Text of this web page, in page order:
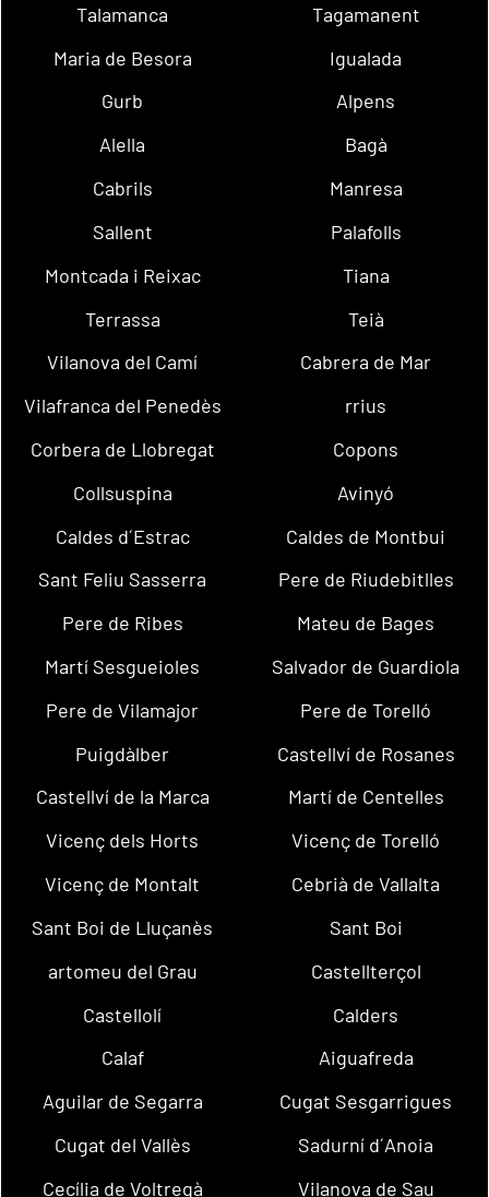
Talamanca
Tagamanent
Maria de Besora
Igualada
Gurb
Alpens
Alella
Bagà
Cabrils
Manresa
Sallent
Palafolls
Montcada i Reixac
Tiana
Terrassa
Teià
Vilanova del Camí
Cabrera de Mar
Vilafranca del Penedès
rrius
Corbera de Llobregat
Copons
Collsuspina
Avinyó
Caldes d´Estrac
Caldes de Montbui
Sant Feliu Sasserra
Pere de Riudebitlles
Pere de Ribes
Mateu de Bages
Martí Sesgueioles
Salvador de Guardiola
Pere de Vilamajor
Pere de Torelló
Puigdàlber
Castellví de Rosanes
Castellví de la Marca
Martí de Centelles
Vicenç dels Horts
Vicenç de Torelló
Vicenç de Montalt
Cebrià de Vallalta
Sant Boi de Lluçanès
Sant Boi
artomeu del Grau
Castellterçol
Castellolí
Calders
Calaf
Aiguafreda
Aguilar de Segarra
Cugat Sesgarrigues
Cugat del Vallès
Sadurní d´Anoia
Cecília de Voltregà
Vilanova de Sau